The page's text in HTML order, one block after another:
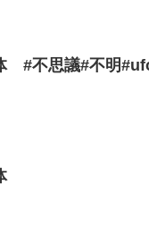
#不思議#不明